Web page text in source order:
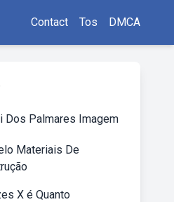
Contact Tos DMCA
Dos Palmares Imagem
Materiais De
X é Quanto